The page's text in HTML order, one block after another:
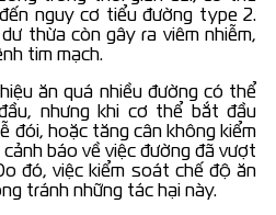
nguy cơ tiểu đường type 2.
thừa còn gây ra viêm nhiễm,
tim mạch.
ăn quá nhiều đường có thể
nhưng khi cơ thể bắt đầu
đói, hoặc tăng cân không kiểm
báo về việc đường đã vượt
đó, việc kiểm soát chế độ ăn
tránh những tác hại này.